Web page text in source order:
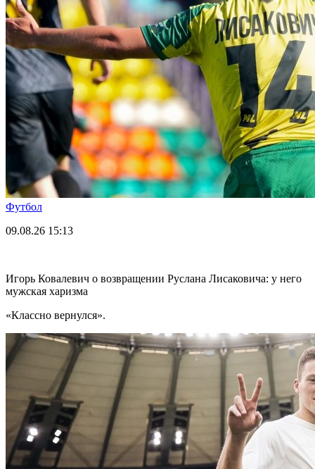
Футбол
09.08.26 15:13
Игорь Ковалевич о возвращении Руслана Лисаковича: у него
мужская харизма
«Классно вернулся».